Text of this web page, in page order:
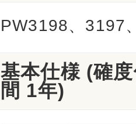
PW3198、3197
基本仕様 (確
間 1年)